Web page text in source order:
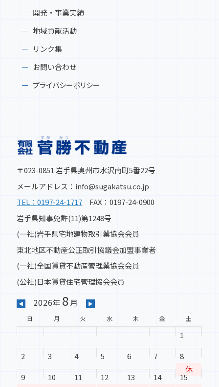
開発・事業実績
地域貢献活動
リンク集
お問い合わせ
プライバシーポリシー
〒023-0851 岩手県奥州市水沢南町5番22号
メールアドレス：info@sugakatsu.co.jp
TEL：0197-24-1717 FAX：0197-24-0900
岩手県知事免許(11)第1248号
(一社)岩手県宅地建物取引業協会会員
東北地区不動産公正取引協議会加盟事業者
(一社)全国賃貸不動産管理業協会会員
(公社)日本賃貸住宅管理協会会員
◀ 2026年 8月 ▶
日 月 火 水 木 金 土
1
2 3 4 5 6 7
8
休
9
10
11
12
13
14
15